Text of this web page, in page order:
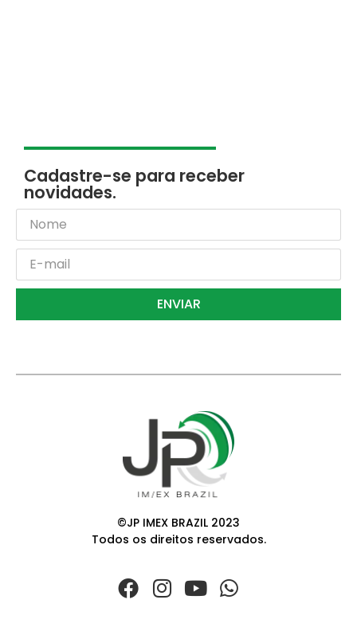
Cadastre-se para receber
novidades.
ENVIAR
©JP IMEX BRAZIL 2023
Todos os direitos reservados.